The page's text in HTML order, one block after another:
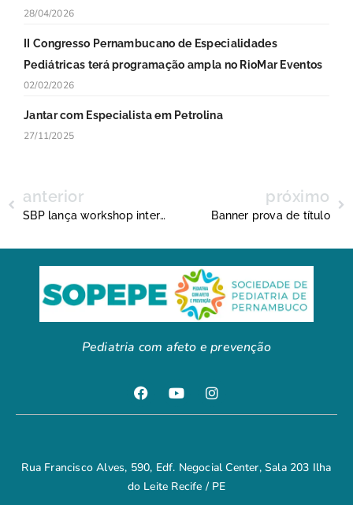
28/04/2026
II Congresso Pernambucano de Especialidades
Pediátricas terá programação ampla no RioMar Eventos
02/02/2026
Jantar com Especialista em Petrolina
27/11/2025
anterior
SBP lança workshop interativo mensal voltado aos residentes de pediatria
próximo
Banner prova de título
Pediatria com afeto e prevenção
Rua Francisco Alves, 590, Edf. Negocial Center, Sala 203 Ilha
do Leite Recife / PE